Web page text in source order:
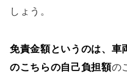
しょう。
免責金額というのは、車
のこちらの自己負担額の